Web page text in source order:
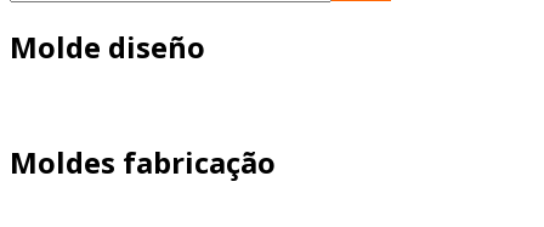
Molde diseño
Moldes fabricação